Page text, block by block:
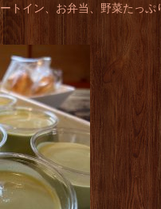
トイン、お弁当、野菜たっぷ